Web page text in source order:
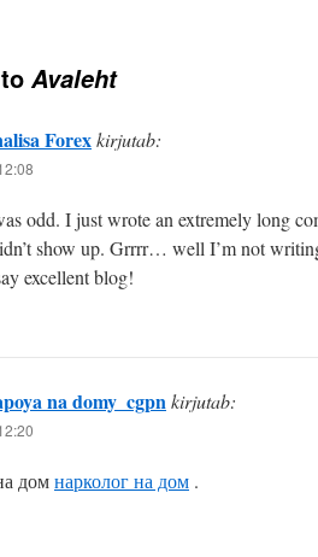
Avaleht
Forexkirjutab:
odd. I just wrote an extremely long
show up. Grrrr… well I’m not
excellent blog!
na domy_cgpnkirjutab:
домнарколог на дом .